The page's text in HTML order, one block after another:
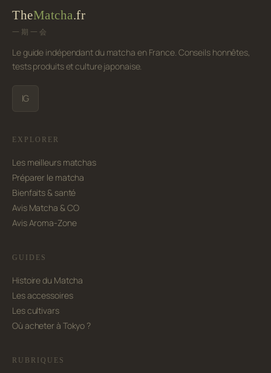
TheMatcha.fr
一期一会
Le guide indépendant du matcha en France. Conseils honnêtes,
tests produits et culture japonaise.
IG
EXPLORER
Les meilleurs matchas
Préparer le matcha
Bienfaits & santé
Avis Matcha & CO
Avis Aroma-Zone
GUIDES
Histoire du Matcha
Les accessoires
Les cultivars
Où acheter à Tokyo ?
RUBRIQUES